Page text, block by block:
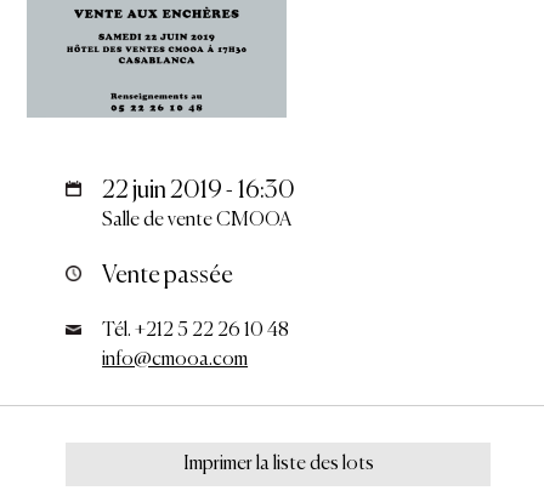
22 juin 2019 - 16:30
Salle de vente CMOOA
Vente passée
Tél. +212 5 22 26 10 48
info@cmooa.com
Imprimer la liste des lots